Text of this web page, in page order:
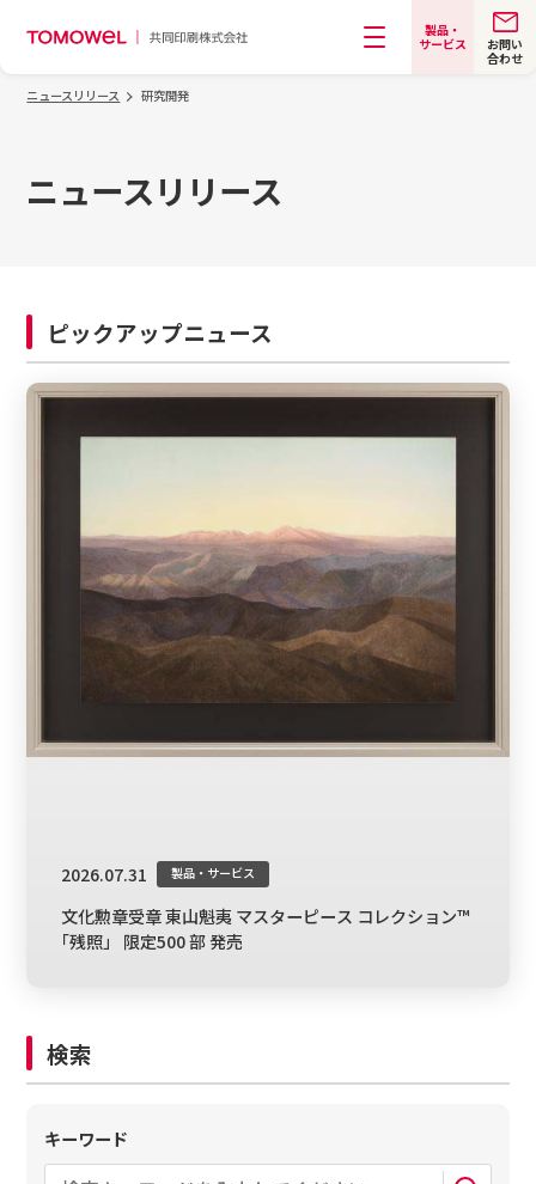
製品・
サービス
お問い
合わせ
ニュースリリース 研究開発
ニュースリリース
ピックアップニュース
2026.07.31 製品・サービス
文化勲章受章 東山魁夷 マスターピース コレクション™
｢残照」 限定500 部 発売
検索
キーワード